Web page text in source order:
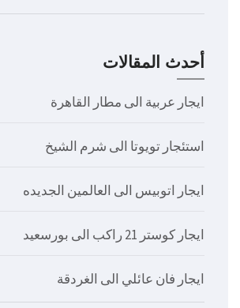
أحدث المقالات
ايجار عربية الى مطار القاهرة
استئجار تويوتا الى شرم الشيخ
ايجار اتوبيس الى العالمين الجديده
ايجار كوستر 21 راكب الى بورسعيد
ايجار فان عائلي الى الغردقة